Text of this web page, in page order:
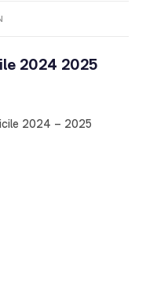
2024 2025
2024 – 2025